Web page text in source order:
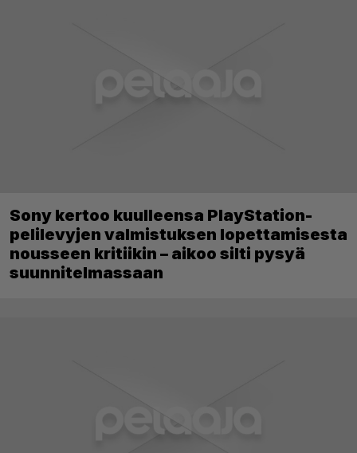
Sony kertoo kuulleensa PlayStation-
pelilevyjen valmistuksen lopettamisesta
nousseen kritiikin – aikoo silti pysyä
suunnitelmassaan